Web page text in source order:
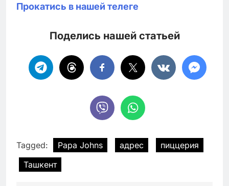
Прокатись в нашей телеге
Поделись нашей статьей
Tagged: Papa Johns адрес
пиццерия
Ташкент